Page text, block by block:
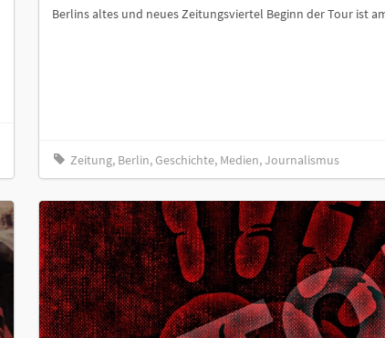
Berlins altes und neues Zeitungsviertel Beginn der Tour ist
Zeitung, Berlin, Geschichte, Medien, Journalismus